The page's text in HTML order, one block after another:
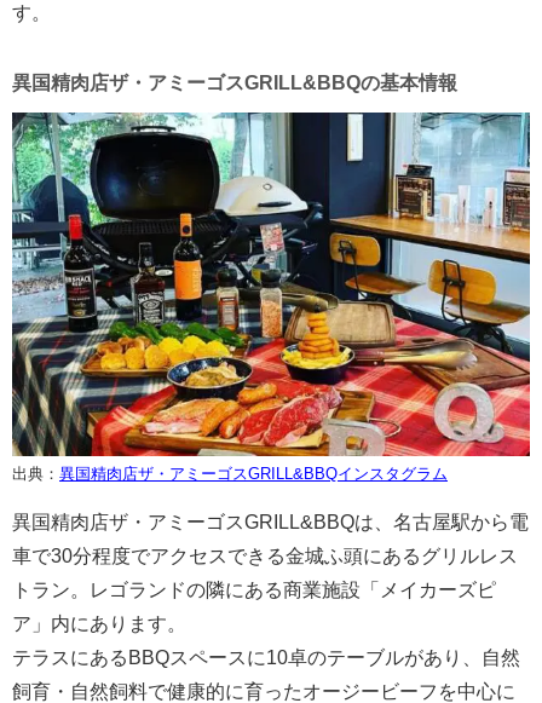
す。
異国精肉店ザ・アミーゴスGRILL&BBQの基本情報
出典： 異国精肉店ザ・アミーゴスGRILL&BBQインスタグラム
異国精肉店ザ・アミーゴスGRILL&BBQは、名古屋駅から電
車で30分程度でアクセスできる金城ふ頭にあるグリルレス
トラン。レゴランドの隣にある商業施設「メイカーズピ
ア」内にあります。
テラスにあるBBQスペースに10卓のテーブルがあり、自然
飼育・自然飼料で健康的に育ったオージービーフを中心に